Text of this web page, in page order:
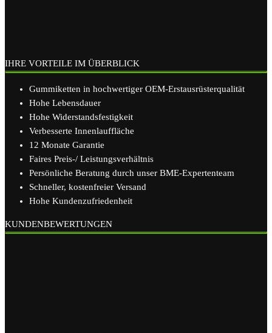
IHRE VORTEILE IM ÜBERBLICK
Gummiketten in hochwertiger OEM-Erstausrüsterqualität
Hohe Lebensdauer
Hohe Widerstandsfestigkeit
Verbesserte Innenlauffläche
12 Monate Garantie
Faires Preis-/ Leistungsverhältnis
Persönliche Beratung durch unser BME-Expertenteam
Schneller, kostenfreier Versand
Hohe Kundenzufriedenheit
KUNDENBEWERTUNGEN